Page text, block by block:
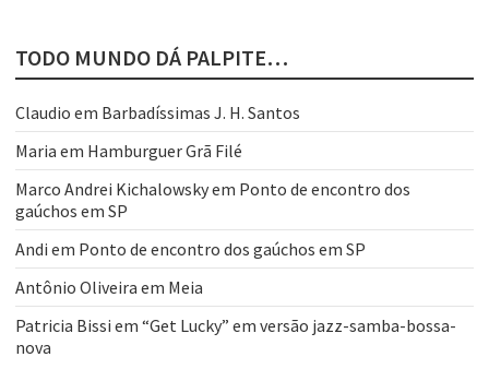
TODO MUNDO DÁ PALPITE…
Claudio em Barbadíssimas J. H. Santos
Maria em Hamburguer Grã Filé
Marco Andrei Kichalowskyem Ponto de encontro dos
gaúchos em SP
Andi em Ponto de encontro dos gaúchos em SP
Antônio Oliveira em Meia
Patricia Bissi em “Get Lucky” em versão jazz-samba-bossa-
nova